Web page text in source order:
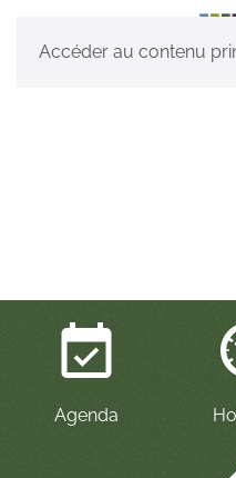
Accéder au contenu
Agenda